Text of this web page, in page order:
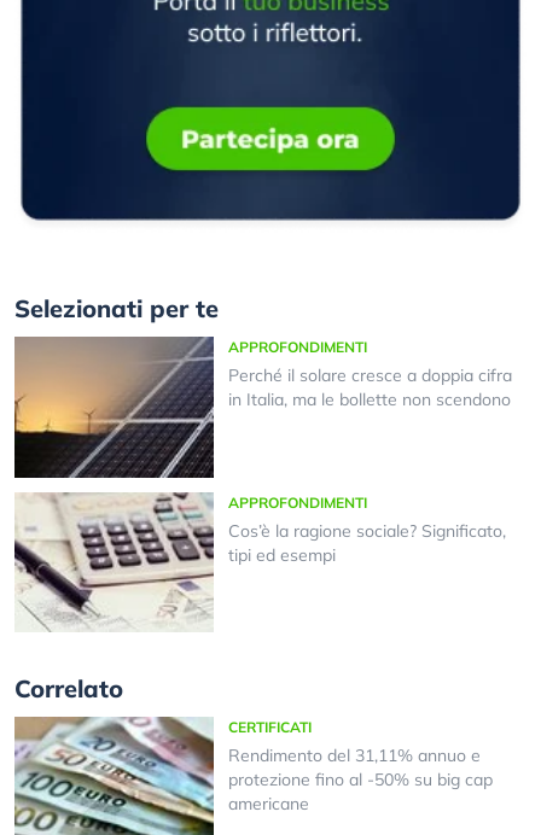
Selezionati per te
APPROFONDIMENTI
Perché il solare cresce a doppia cifra
in Italia, ma le bollette non scendono
APPROFONDIMENTI
Cos’è la ragione sociale? Significato,
tipi ed esempi
Correlato
CERTIFICATI
Rendimento del 31,11% annuo e
protezione fino al -50% su big cap
americane